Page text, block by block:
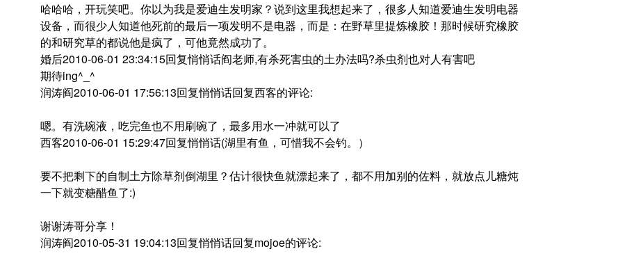
哈哈哈，开玩笑吧。你以为我是爱迪生发明家？说到这里我想起来了，很多人知道爱迪生发明电器
设备，而很少人知道他死前的最后一项发明不是电器，而是：在野草里提炼橡胶！那时候研究橡胶
的和研究草的都说他是疯了，可他竟然成功了。
婚后2010-06-01 23:34:15回复悄悄话阎老师,有杀死害虫的土办法吗?杀虫剂也对人有害吧
期待ing^_^
润涛阎2010-06-01 17:56:13回复悄悄话回复西客的评论:
嗯。有洗碗液，吃完鱼也不用刷碗了，最多用水一冲就可以了
西客2010-06-01 15:29:47回复悄悄话(湖里有鱼，可惜我不会钓。）
要不把剩下的自制土方除草剂倒湖里？估计很快鱼就漂起来了，都不用加别的佐料，就放点儿糖炖
一下就变糖醋鱼了:)
谢谢涛哥分享！
润涛阎2010-05-31 19:04:13回复悄悄话回复mojoe的评论: